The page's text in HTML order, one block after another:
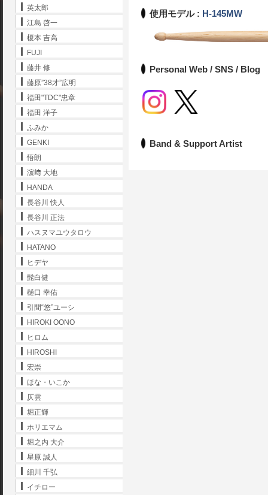
使用モデル : H-145MW
Personal Web / SNS / Blog
Band & Support Artist
英太郎
江島 啓一
榎本 吉高
FUJI
藤井 修
藤原”38才”広明
福田"TDC"忠章
福田 洋子
ふみか
GENKI
悟朗
濵﨑 大地
HANDA
長谷川 快人
長谷川 正法
ハスヌマユウタロウ
HATANO
ヒデヤ
髭白健
樋口 幸佑
引間“悠”ユーシ
HIROKI OONO
ヒロム
HIROSHI
宏崇
ほな・いこか
仄雲
堀正輝
ホリエマム
堀之内 大介
星原 誠人
細川 千弘
イチロー